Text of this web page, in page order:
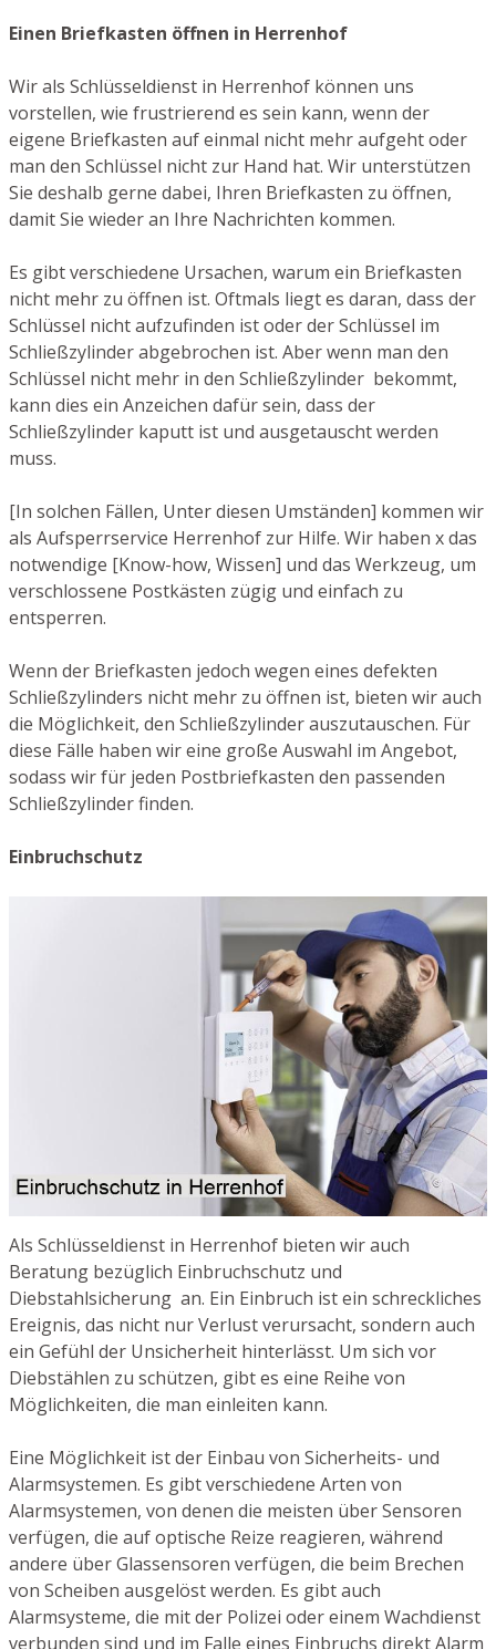
Einen Briefkasten öffnen in Herrenhof
Wir als Schlüsseldienst in Herrenhof können uns
vorstellen, wie frustrierend es sein kann, wenn der
eigene Briefkasten auf einmal nicht mehr aufgeht oder
man den Schlüssel nicht zur Hand hat. Wir unterstützen
Sie deshalb gerne dabei, Ihren Briefkasten zu öffnen,
damit Sie wieder an Ihre Nachrichten kommen.
Es gibt verschiedene Ursachen, warum ein Briefkasten
nicht mehr zu öffnen ist. Oftmals liegt es daran, dass der
Schlüssel nicht aufzufinden ist oder der Schlüssel im
Schließzylinder abgebrochen ist. Aber wenn man den
Schlüssel nicht mehr in den Schließzylinder bekommt,
kann dies ein Anzeichen dafür sein, dass der
Schließzylinder kaputt ist und ausgetauscht werden
muss.
[In solchen Fällen, Unter diesen Umständen] kommen wir
als Aufsperrservice Herrenhof zur Hilfe. Wir haben x das
notwendige [Know-how, Wissen] und das Werkzeug, um
verschlossene Postkästen zügig und einfach zu
entsperren.
Wenn der Briefkasten jedoch wegen eines defekten
Schließzylinders nicht mehr zu öffnen ist, bieten wir auch
die Möglichkeit, den Schließzylinder auszutauschen. Für
diese Fälle haben wir eine große Auswahl im Angebot,
sodass wir für jeden Postbriefkasten den passenden
Schließzylinder finden.
Einbruchschutz
Als Schlüsseldienst in Herrenhof bieten wir auch
Beratung bezüglich Einbruchschutz und
Diebstahlsicherung an. Ein Einbruch ist ein schreckliches
Ereignis, das nicht nur Verlust verursacht, sondern auch
ein Gefühl der Unsicherheit hinterlässt. Um sich vor
Diebstählen zu schützen, gibt es eine Reihe von
Möglichkeiten, die man einleiten kann.
Eine Möglichkeit ist der Einbau von Sicherheits- und
Alarmsystemen. Es gibt verschiedene Arten von
Alarmsystemen, von denen die meisten über Sensoren
verfügen, die auf optische Reize reagieren, während
andere über Glassensoren verfügen, die beim Brechen
von Scheiben ausgelöst werden. Es gibt auch
Alarmsysteme, die mit der Polizei oder einem Wachdienst
verbunden sind und im Falle eines Einbruchs direkt Alarm